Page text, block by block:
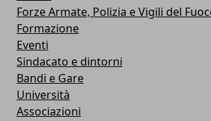
Forze Armate, Polizia e Vigili del
Formazione
Eventi
Sindacato e dintorni
Bandi e Gare
Università
Associazioni